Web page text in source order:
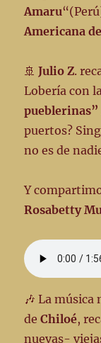
Amaru
Americana
🚢Julio Z.
Lobería con
pueblerinas”
puertos?
no es de
Y
Rosabetty
🎶 La música
deChiloé,
nuevas-